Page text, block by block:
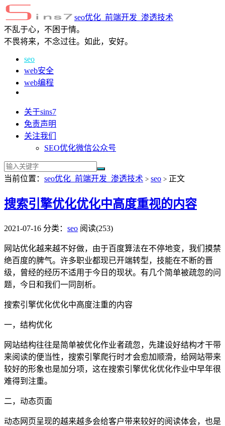
seo优化_前端开发_渗透技术
不乱于心，不困于情。
不畏将来，不念过往。如此，安好。
seo
web安全
web编程
关于sins7
免责声明
关注我们
SEO优化微信公众号
当前位置： seo优化_前端开发_渗透技术 > seo > 正文
搜索引擎优化优化中高度重视的内容
2021-07-16 分类： seo 阅读(253)
网站优化越来越不好做，由于百度算法在不停地变，我们摸禁
绝百度的脾气。许多职业都现已开端转型，技能在不断的晋
级，曾经的经历不适用于今日的现状。有几个简单被疏忽的问
题，今日和我们一同剖析。
搜索引擎优化优化中高度注重的内容
一，结构优化
网站结构往往是简单被优化作业者疏忽，先建设好结构才干带
来阅读的便当性，搜索引擎爬行时才会愈加顺滑，给网站带来
较好的形象也是加分项，这在搜索引擎优化优化作业中早年很
难得到注重。
二，动态页面
动态网页呈现的越来越多会给客户带来较好的阅读体会，也是